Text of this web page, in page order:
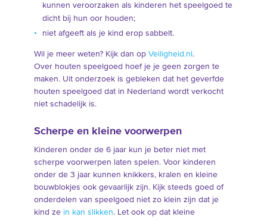
kunnen veroorzaken als kinderen het speelgoed te
dicht bij hun oor houden;
niet afgeeft als je kind erop sabbelt.
Wil je meer weten? Kijk dan op Veiligheid.nl .
Over houten speelgoed hoef je je geen zorgen te
maken. Uit onderzoek is gebleken dat het geverfde
houten speelgoed dat in Nederland wordt verkocht
niet schadelijk is.
Scherpe en kleine voorwerpen
Kinderen onder de 6 jaar kun je beter niet met
scherpe voorwerpen laten spelen. Voor kinderen
onder de 3 jaar kunnen knikkers, kralen en kleine
bouwblokjes ook gevaarlijk zijn. Kijk steeds goed of
onderdelen van speelgoed niet zo klein zijn dat je
kind ze in kan slikken. Let ook op dat kleine